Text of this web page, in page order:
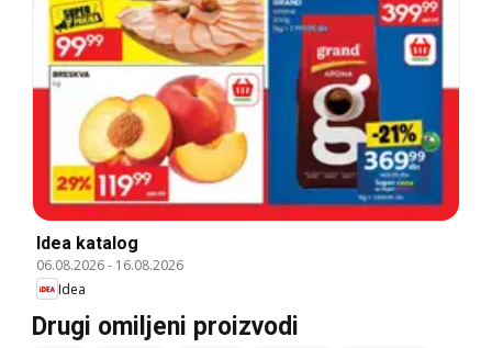
Idea katalog
06.08.2026- 16.08.2026
Idea
Drugi omiljeni proizvodi